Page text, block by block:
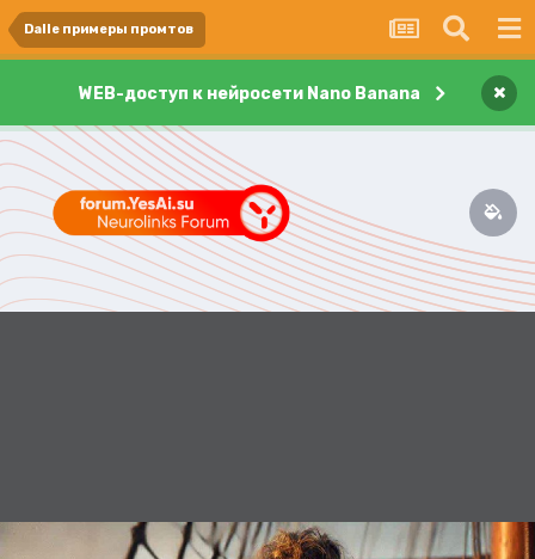
Dalle примеры промтов
WEB-доступ к нейросети Nano Banana ×